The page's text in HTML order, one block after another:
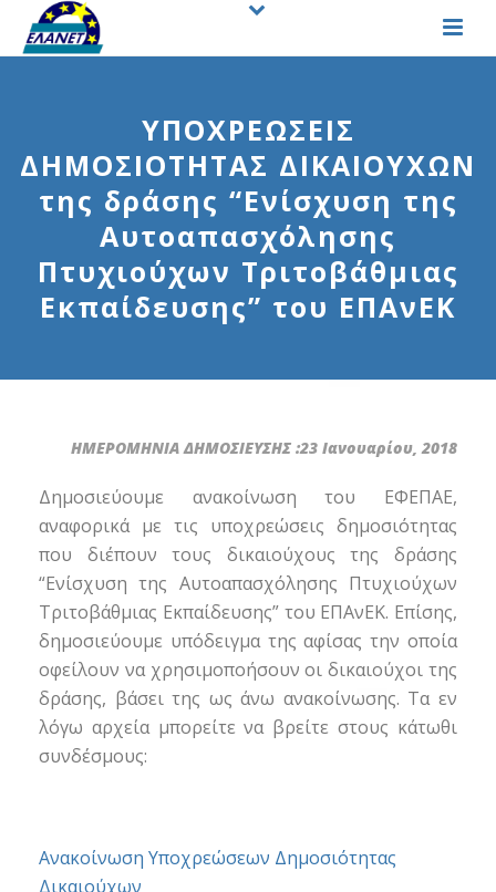
ΥΠΟΧΡΕΩΣΕΙΣ
ΔΗΜΟΣΙΟΤΗΤΑΣ ΔΙΚΑΙΟΥΧΩΝ
της δράσης “Ενίσχυση της
Αυτοαπασχόλησης
Πτυχιούχων Τριτοβάθμιας
Εκπαίδευσης” του ΕΠΑνΕΚ
ΗΜΕΡΟΜΗΝΙΑ ΔΗΜΟΣΙΕΥΣΗΣ :23 Ιανουαρίου, 2018
Δημοσιεύουμε ανακοίνωση του ΕΦΕΠΑΕ,
αναφορικά με τις υποχρεώσεις δημοσιότητας
που διέπουν τους δικαιούχους της δράσης
“Ενίσχυση της Αυτοαπασχόλησης Πτυχιούχων
Τριτοβάθμιας Εκπαίδευσης” του ΕΠΑνΕΚ. Επίσης,
δημοσιεύουμε υπόδειγμα της αφίσας την οποία
οφείλουν να χρησιμοποήσουν οι δικαιούχοι της
δράσης, βάσει της ως άνω ανακοίνωσης. Τα εν
λόγω αρχεία μπορείτε να βρείτε στους κάτωθι
συνδέσμους:
Ανακοίνωση Υποχρεώσεων Δημοσιότητας
Δικαιούχων